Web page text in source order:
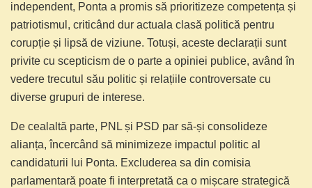
independent, Ponta a promis să prioritizeze competența și
patriotismul, criticând dur actuala clasă politică pentru
corupție și lipsă de viziune. Totuși, aceste declarații sunt
privite cu scepticism de o parte a opiniei publice, având în
vedere trecutul său politic și relațiile controversate cu
diverse grupuri de interese.
De cealaltă parte, PNL și PSD par să-și consolideze
alianța, încercând să minimizeze impactul politic al
candidaturii lui Ponta. Excluderea sa din comisia
parlamentară poate fi interpretată ca o mișcare strategică